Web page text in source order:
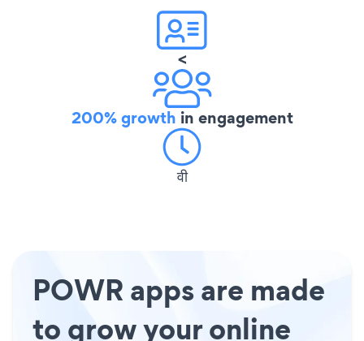
<
200% growth in engagement
वी
POWR apps are made
to grow your online